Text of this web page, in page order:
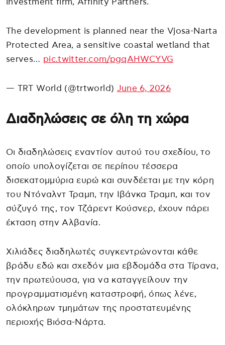
The development is planned near the Vjosa-Narta
Protected Area, a sensitive coastal wetland that
serves… pic.twitter.com/pgqAHWCYVG
— TRT World (@trtworld) June 6, 2026
Διαδηλώσεις σε όλη τη χώρα
Οι διαδηλώσεις εναντίον αυτού του σχεδίου, το
οποίο υπολογίζεται σε περίπου τέσσερα
δισεκατομμύρια ευρώ και συνδέεται με την κόρη
του Ντόναλντ Τραμπ, την Ιβάνκα Τραμπ, και τον
σύζυγό της, τον Τζάρεντ Κούσνερ, έχουν πάρει
έκταση στην Αλβανία.
Χιλιάδες διαδηλωτές συγκεντρώνονται κάθε
βράδυ εδώ και σχεδόν μια εβδομάδα στα Τίρανα,
την πρωτεύουσα, για να καταγγείλουν την
προγραμματισμένη καταστροφή, όπως λένε,
ολόκληρων τμημάτων της προστατευμένης
περιοχής Βιόσα-Νάρτα.